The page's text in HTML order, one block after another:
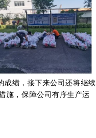
绩，接下来公司还将继续
施，保障公司有序生产运